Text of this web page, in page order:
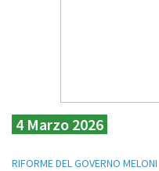
4 Marzo 2026
RIFORME DEL GOVERNO MELONI